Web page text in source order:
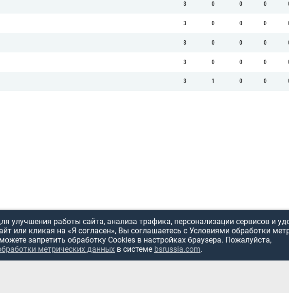
3 0 0 0
3 0 0 0
3 0 0 0
3 0 0 0
3 1 0 0
улучшения работы сайта, анализа трафика, персонализации сервисов и
или кликая на «Я согласен», Вы соглашаетесь с Условиями обработки
запретить обработку Cookies в настройках браузера. Пожалуйста,
метрических данных в системе bsrussia.com.